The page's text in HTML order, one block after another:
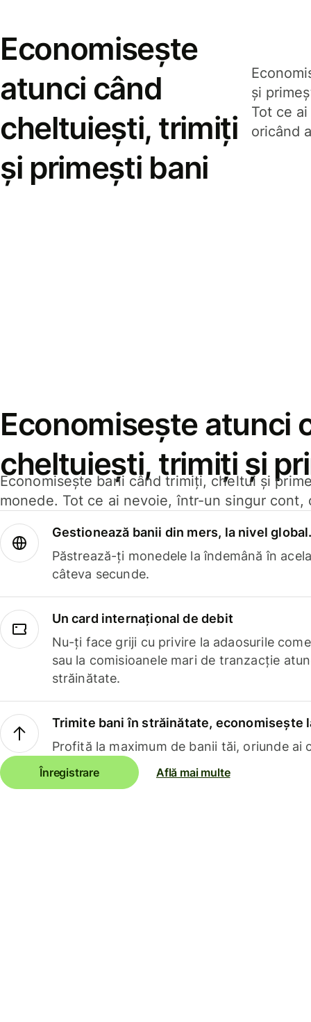
Economisește
atunci când
cheltuiești, trimiți
și primești bani
și
Tot ce
oricând
Economisește atunci
cheltuiești, trimiți și
Economisește bani când trimiți, cheltui și
monede. Tot ce ai nevoie, într-un singur cont,
Gestionează banii din mers, la nivel
Păstrează-ți monedele la îndemână în
câteva secunde.
Un card internațional de debit
Nu-ți face griji cu privire la adaosurile
sau la comisioanele mari de tranzacție
străinătate.
Trimite bani în străinătate, economisește
Profită la maximum de banii tăi, oriunde ai
Înregistrare Află mai multe